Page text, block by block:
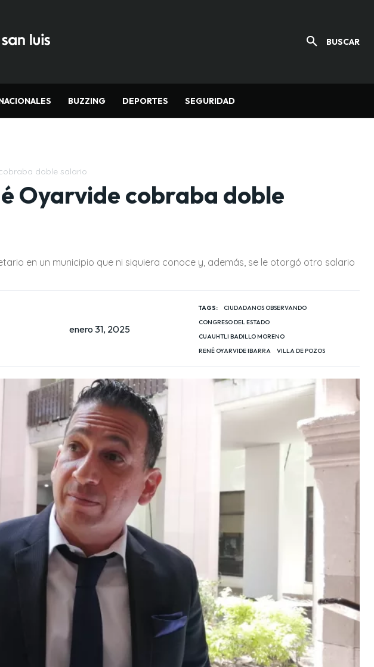
BUSCAR
BUZZING DEPORTES SEGURIDAD
doble salario
Oyarvide cobraba doble
en un municipio que ni siquiera conoce y, además, se le otorgó otro salario
enero 31, 2025
TAGS:
CIUDADANOS OBSERVANDO
CONGRESO DEL ESTADO
CUAUHTLI BADILLO MORENO
RENÉ OYARVIDE IBARRA
VILLA DE POZOS